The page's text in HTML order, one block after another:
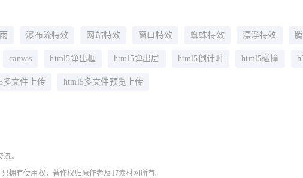
瀑布流特效 网站特效 窗口特效 蜘蛛特效 漂浮特效
canvas html5弹出框 html5弹出层 html5倒计时 html5碰撞
多文件上传 html5多文件预览上传
。
拥有使用权，著作权归原作者及17素材网所有。